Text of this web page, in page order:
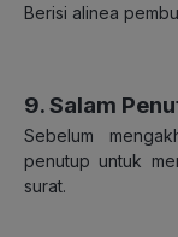
Berisi alinea
9. Salam
Sebelum
penutup untuk
surat.